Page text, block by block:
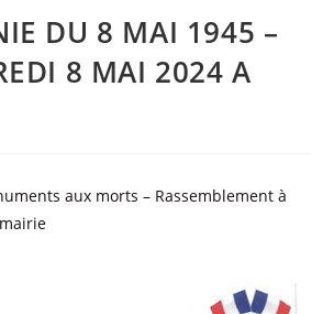
DU 8 MAI 1945 –
8 MAI 2024 A
aux morts – Rassemblement à